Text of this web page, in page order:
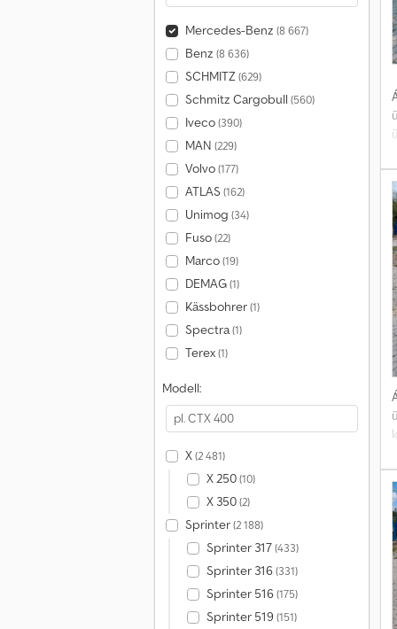
Mercedes-Benz (8 667)
Benz (8 636)
SCHMITZ(629)
Schmitz Cargobull (560)
Iveco(390)
MAN (229)
Volvo(177)
ATLAS (162)
Unimog (34)
Fuso(22)
Marco(19)
DEMAG(1)
Kässbohrer(1)
Spectra(1)
Terex(1)
Modell:
X(2 481)
X 250(10)
X 350(2)
Sprinter(2 188)
Sprinter 317(433)
Sprinter 316(331)
Sprinter 516(175)
Sprinter 519 (151)